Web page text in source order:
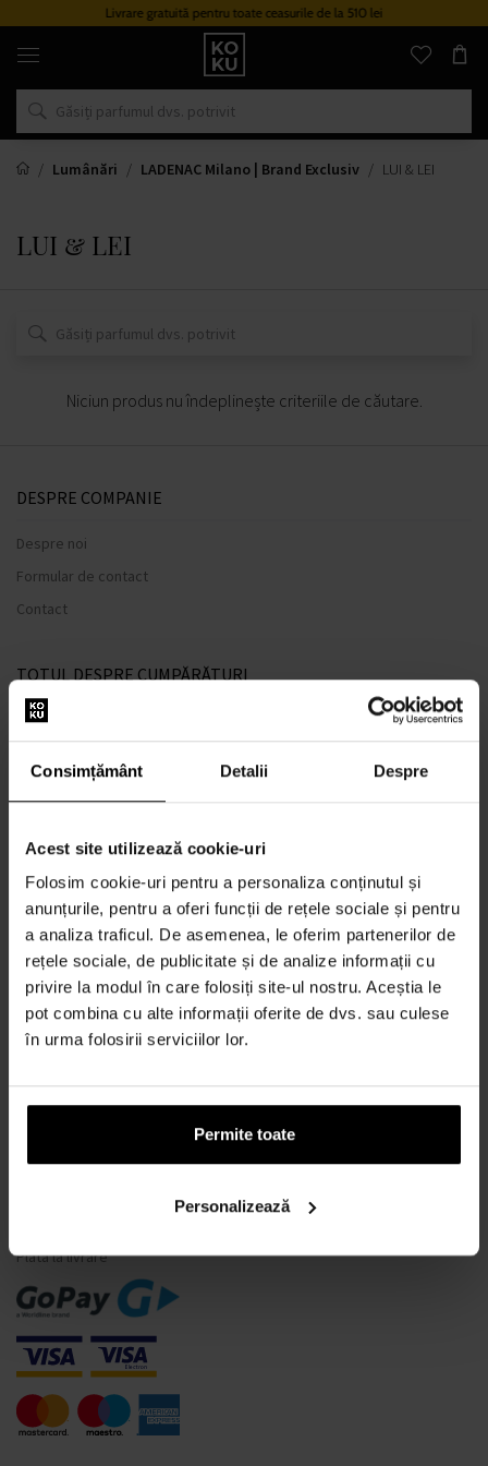
Consimțământ Detalii Despre
Acest site utilizează cookie-uri
Folosim cookie-uri pentru a personaliza conținutul și
anunțurile, pentru a oferi funcții de rețele sociale și pentru
a analiza traficul. De asemenea, le oferim partenerilor de
rețele sociale, de publicitate și de analize informații cu
privire la modul în care folosiți site-ul nostru. Aceștia le
pot combina cu alte informații oferite de dvs. sau culese
în urma folosirii serviciilor lor.
Permite toate
Personalizează
Livrare gratuită pentru toate ceasurile de la 510 lei
Parfumuri
ceasuri
originale
într-
singur
loc
Lumânări LADENAC Milano | Brand Exclusiv LUI & LEI
LUI & LEI
Niciun produs nu îndeplinește criteriile de căutare.
DESPRE COMPANIE
Despre noi
Formular de contact
Contact
TOTUL DESPRE CUMPĂRĂTURI
Sistem de loialitate
Politica de Confidențialitate
METODA DE TRANSPORT
Când voi primi produsele comandate?
De ce parfumuri de la noi?
Ce este un tester de parfum?
Doar parfumuri originale
Întrebări frecvente
Retragerea din contract
Schimbarea consimțământului pentru cookie-uri
MODALITĂȚI DE PLATĂ
Plata la livrare